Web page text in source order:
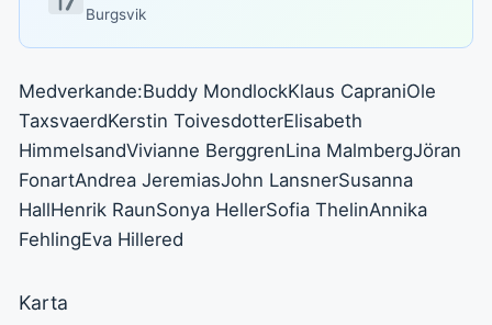
Burgsvik
Medverkande:Buddy MondlockKlaus CapraniOle
TaxsvaerdKerstin ToivesdotterElisabeth
HimmelsandVivianne BerggrenLina MalmbergJöran
FonartAndrea JeremiasJohn LansnerSusanna
HallHenrik RaunSonya HellerSofia ThelinAnnika
FehlingEva Hillered
Karta